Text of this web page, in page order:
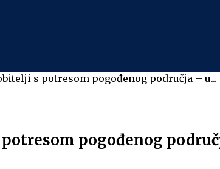
s potresom pogođenog područja – u...
pogođenog